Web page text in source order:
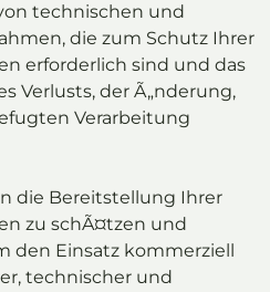
technischen und
die zum Schutz Ihrer
erforderlich sind und das
Verlusts, der Ã„nderung,
Verarbeitung
die Bereitstellung Ihrer
zu schÃ¤tzen und
den Einsatz kommerziell
technischer und